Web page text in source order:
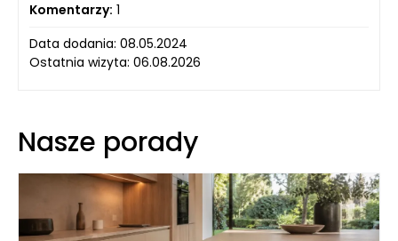
Komentarzy: 1
Data dodania: 08.05.2024
Ostatnia wizyta: 06.08.2026
Nasze porady